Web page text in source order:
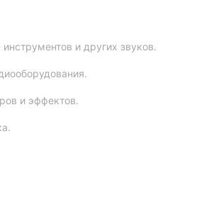
и других звуков.
и эффектов.